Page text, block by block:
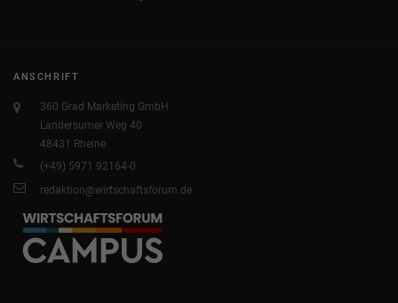
ANSCHRIFT
360 Grad Marketing GmbH
Landersumer Weg 40
48431 Rheine
(+49) 5971 92164-0
redaktion@wirtschaftsforum.de